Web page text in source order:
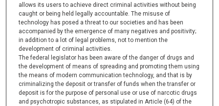
allows its users to achieve direct criminal activities without being
caught or being held legally accountable. The misuse of
technology has posed a threat to our societies and has been
accompanied by the emergence of many negatives and positivity;
in addition to a lot of legal problems, not to mention the
development of criminal activities.
The federal legislator has been aware of the danger of drugs and
the development of means of spreading and promoting them using
the means of modern communication technology, and that is by
criminalizing the deposit or transfer of funds when the transfer or
deposit is for the purpose of personal use or use of narcotic drugs
and psychotropic substances, as stipulated in Article (64) of the